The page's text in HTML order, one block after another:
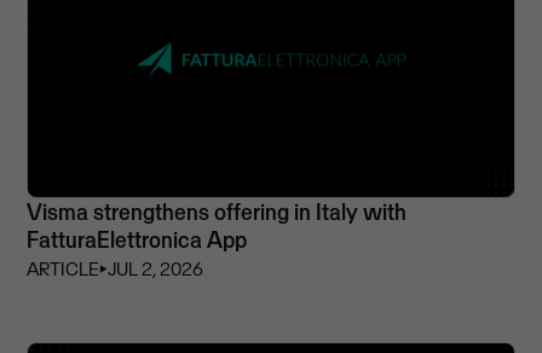
Visma strengthens offering in Italy with
FatturaElettronica App
ARTICLE⏵JUL 2, 2026